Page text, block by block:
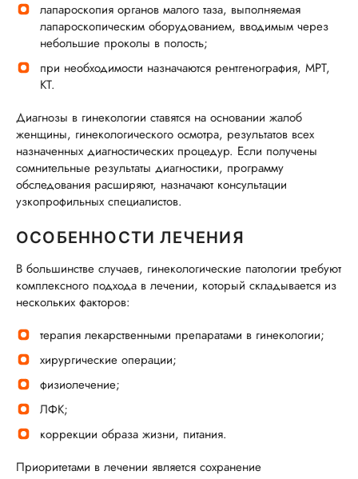
лапароскопия органов малого таза, выполняемая
лапароскопическим оборудованием, вводимым через
небольшие проколы в полость;
при необходимости назначаются рентгенография, МРТ,
КТ.
Диагнозы в гинекологии ставятся на основании жалоб
женщины, гинекологического осмотра, результатов всех
назначенных диагностических процедур. Если получены
сомнительные результаты диагностики, программу
обследования расширяют, назначают консультации
узкопрофильных специалистов.
ОСОБЕННОСТИ ЛЕЧЕНИЯ
В большинстве случаев, гинекологические патологии требуют
комплексного подхода в лечении, который складывается из
нескольких факторов:
терапия лекарственными препаратами в гинекологии;
хирургические операции;
физиолечение;
ЛФК;
коррекции образа жизни, питания.
Приоритетами в лечении является сохранение